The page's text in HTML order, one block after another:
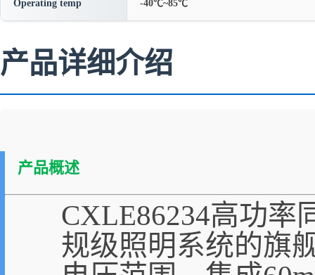
Operating temp -40℃~85℃
产品详细介绍
产品概述
CXLE86234高功率
规级照明系统的旗